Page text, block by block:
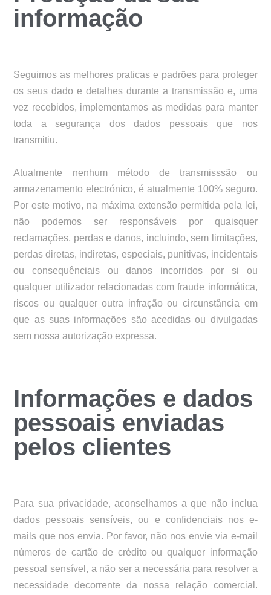
informação
Seguimos as melhores praticas e padrões para proteger
os seus dado e detalhes durante a transmissão e, uma
vez recebidos, implementamos as medidas para manter
toda a segurança dos dados pessoais que nos
transmitiu.
Atualmente nenhum método de transmisssão ou
armazenamento electrónico, é atualmente 100% seguro.
Por este motivo, na máxima extensão permitida pela lei,
não podemos ser responsáveis por quaisquer
reclamações, perdas e danos, incluindo, sem limitações,
perdas diretas, indiretas, especiais, punitivas, incidentais
ou consequênciais ou danos incorridos por si ou
qualquer utilizador relacionadas com fraude informática,
riscos ou qualquer outra infração ou circunstância em
que as suas informações são acedidas ou divulgadas
sem nossa autorização expressa.
Informações e dados
pessoais enviadas
pelos clientes
Para sua privacidade, aconselhamos a que não inclua
dados pessoais sensíveis, ou e confidenciais nos e-
mails que nos envia. Por favor, não nos envie via e-mail
números de cartão de crédito ou qualquer informação
pessoal sensível, a não ser a necessária para resolver a
necessidade decorrente da nossa relação comercial.